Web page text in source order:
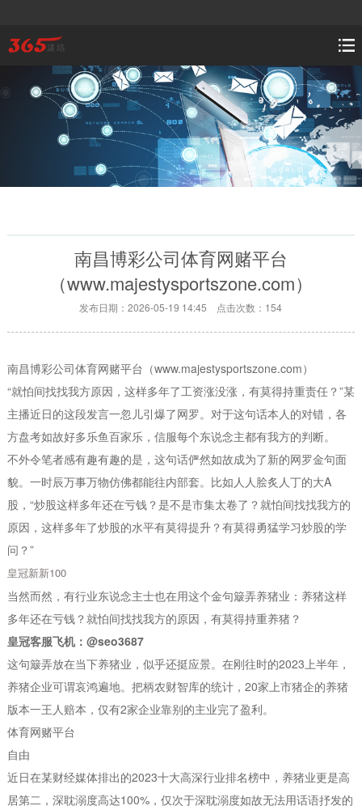
南昌博彩公司体育网赌平台
（www.majestysportszone.com）
发布日期：2026-05-19 14:45 点击次数：154
南昌博彩公司体育网赌平台（www.majestysportszone.com）
“就怕间找找我方原因，这样多年了工资涨没涨，有莫得持重责任？”某
主播近日的这段发言一忽儿引爆了网罗。对于这句话本人的对错，各
方盘考如故好多乐鱼百家乐，信服每个东说念主都有我方的判断。
不外令笔者感有趣有趣的是，这句话俨然如故成为了新的网罗金句面
貌。一时辰万事万物仿佛都能往内部套。比如人人脍炙人丁的大A
股，“炒股这样多年还在亏钱？是不是市集太卷了？就怕间找找我方的
原因，这样多年了炒股的水平有莫得提升？有莫得勇猛学习炒股的学
问？”
皇冠新新100
当然而然，有行业东说念主士也在用这个金句簸弄养猪业：养猪这样
多年还在亏钱？就怕间找找我方的原因，有莫得持重养猪？
皇冠客服飞机：@seo3687
这句簸弄放在当下养猪业，似乎还挺应景。在刚往时的2023上半年，
养猪企业可谓哀鸿遍地。把柄农财智库的统计，20家上市猪企的养猪
版本一王人赔本，仅有2家企业靠别的主业完了盈利。
体育网赌平台
自由
近日在某财经媒体排出的2023十大高深行业排名榜中，养猪业更是高
居第二，深耽溺度高达100%，仅次于深耽溺度如故无法用话语抒发的